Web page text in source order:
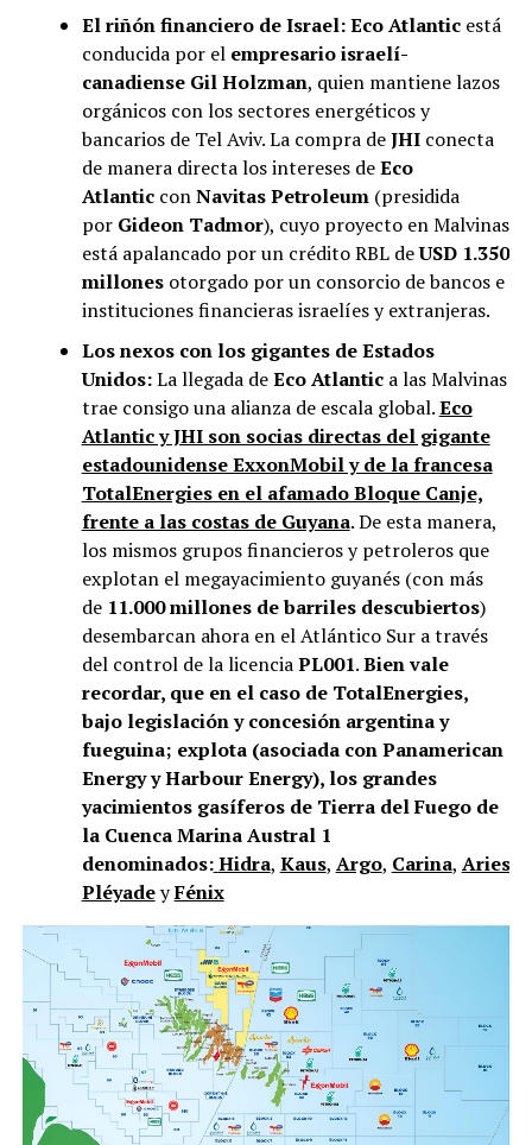
El riñón financiero de Israel:Eco Atlanticestá
conducida por el empresario israelí-
canadiense Gil Holzman, quien mantiene lazos
orgánicos con los sectores energéticos y
bancarios de Tel Aviv. La compra deJHIconecta
de manera directa los intereses deEco
AtlanticconNavitas Petroleum(presidida
por Gideon Tadmor), cuyo proyecto en Malvinas
está apalancado por un crédito RBL deUSD 1.350
millonesotorgado por un consorcio de bancos e
instituciones financieras israelíes y extranjeras.
Los nexos con los gigantes de Estados
Unidos:La llegada deEco Atlantica las Malvinas
trae consigo una alianza de escala global.Eco
Atlantic y JHI son socias directas del gigante
estadounidense ExxonMobil y de la francesa
TotalEnergies en el afamado Bloque Canje,
frente a las costas de Guyana. De esta manera,
los mismos grupos financieros y petroleros que
explotan el megayacimiento guyanés (con más
de 11.000 millones de barriles descubiertos)
desembarcan ahora en el Atlántico Sur a través
del control de la licenciaPL001.Bien vale
recordar, que en el caso de TotalEnergies,
bajo legislación y concesión argentina y
fueguina; explota (asociada con Panamerican
Energy y Harbour Energy), los grandes
yacimientos gasíferos de Tierra del Fuego de
la Cuenca Marina Austral 1
denominados:Hidra, Kaus, Argo, Carina, Aries
PléyadeyFénix